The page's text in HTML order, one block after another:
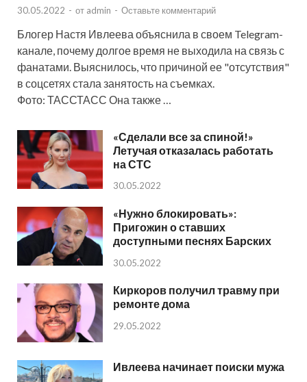
30.05.2022 - от admin - Оставьте комментарий
Блогер Настя Ивлеева объяснила в своем Telegram-
канале, почему долгое время не выходила на связь с
фанатами. Выяснилось, что причиной ее "отсутствия"
в соцсетях стала занятость на съемках.
Фото: ТАССТАСС Она также …
«Сделали все за спиной!»
Летучая отказалась работать
на СТС
30.05.2022
«Нужно блокировать»:
Пригожин о ставших
доступными песнях Барских
30.05.2022
Киркоров получил травму при
ремонте дома
29.05.2022
Ивлеева начинает поиски мужа